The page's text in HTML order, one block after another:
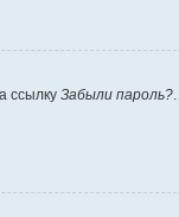
ссылку Забыли пароль?